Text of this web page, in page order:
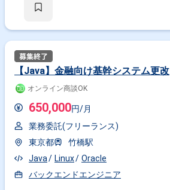
【Java】金融向け基幹システム更改
オンライン商談OK
650,000円/月
業務委託(フリーランス)
東京都
竹橋駅
Java
Linux
Oracle
バックエンドエンジニア